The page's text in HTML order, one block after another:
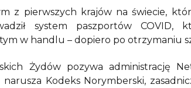
z pierwszych krajów na świecie,
system paszportów COVID,
tym w handlu – dopiero po otrzymaniu
Żydów pozywa administrację
Kodeks Norymberski,